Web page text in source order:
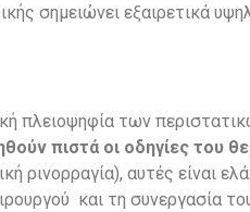
σημειώνει εξαιρετικά
πλειοψηφία των
πιστά οι οδηγίες του
αυτές είναι
και τη συνεργασία